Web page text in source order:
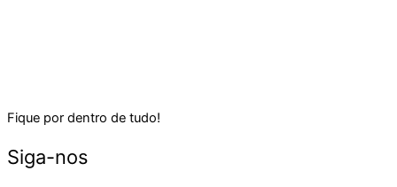
Fique por dentro de tudo!
Siga-nos